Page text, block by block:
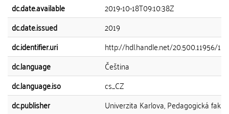
dc.date.available
2019-10-18T09:10:38Z
dc.date.issued
2019
dc.identifier.uri
http://hdl.handle.net/20.500.11956/
dc.language
Čeština
dc.language.iso
cs_CZ
dc.publisher
Univerzita Karlova, Pedagogická